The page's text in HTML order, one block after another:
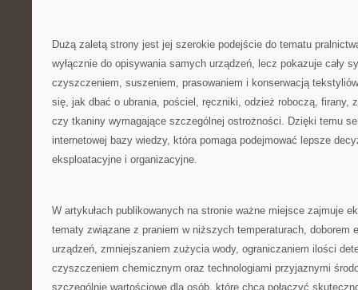
Dużą zaletą strony jest jej szerokie podejście do tematu
wyłącznie do opisywania samych urządzeń, lecz pokazuje cały
czyszczeniem, suszeniem, prasowaniem i konserwacją
się, jak dbać o ubrania, pościel, ręczniki, odzież roboczą, firany,
czy tkaniny wymagające szczególnej ostrożności. Dzięki temu
internetowej bazy wiedzy, która pomaga podejmować lepsze
eksploatacyjne i organizacyjne.
W artykułach publikowanych na stronie ważne miejsce zajmuje
tematy związane z praniem w niższych temperaturach, doborem
urządzeń, zmniejszaniem zużycia wody, ograniczaniem ilości
czyszczeniem chemicznym oraz technologiami przyjaznymi
szczególnie wartościowe dla osób, które chcą połączyć